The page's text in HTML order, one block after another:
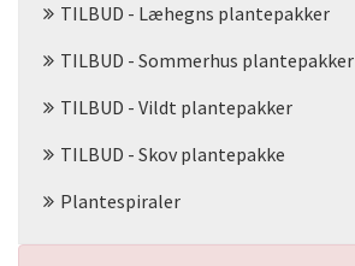
TILBUD - Læhegns plantepakker
TILBUD - Sommerhus plantepakker
TILBUD - Vildt plantepakker
TILBUD - Skov plantepakke
Plantespiraler